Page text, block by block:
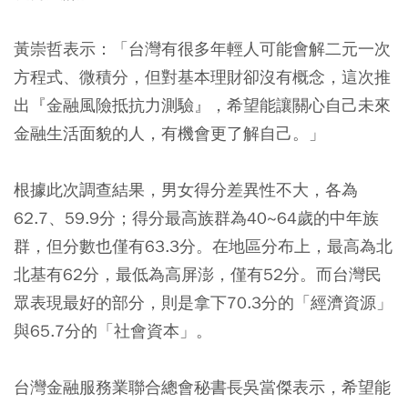
黃崇哲表示：「台灣有很多年輕人可能會解二元一次
方程式、微積分，但對基本理財卻沒有概念，這次推
出『金融風險抵抗力測驗』，希望能讓關心自己未來
金融生活面貌的人，有機會更了解自己。」
根據此次調查結果，男女得分差異性不大，各為
62.7、59.9分；得分最高族群為40~64歲的中年族
群，但分數也僅有63.3分。在地區分布上，最高為北
北基有62分，最低為高屏澎，僅有52分。而台灣民
眾表現最好的部分，則是拿下70.3分的「經濟資源」
與65.7分的「社會資本」。
台灣金融服務業聯合總會秘書長吳當傑表示，希望能